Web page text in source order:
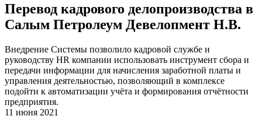
Перевод кадрового делопроизводства в
Салым Петролеум Девелопмент Н.В.
Внедрение Системы позволило кадровой службе и
руководству HR компании использовать инструмент сбора и
передачи информации для начисления заработной платы и
управления деятельностью, позволяющий в комплексе
подойти к автоматизации учёта и формирования отчётности
предприятия.
11 июня 2021